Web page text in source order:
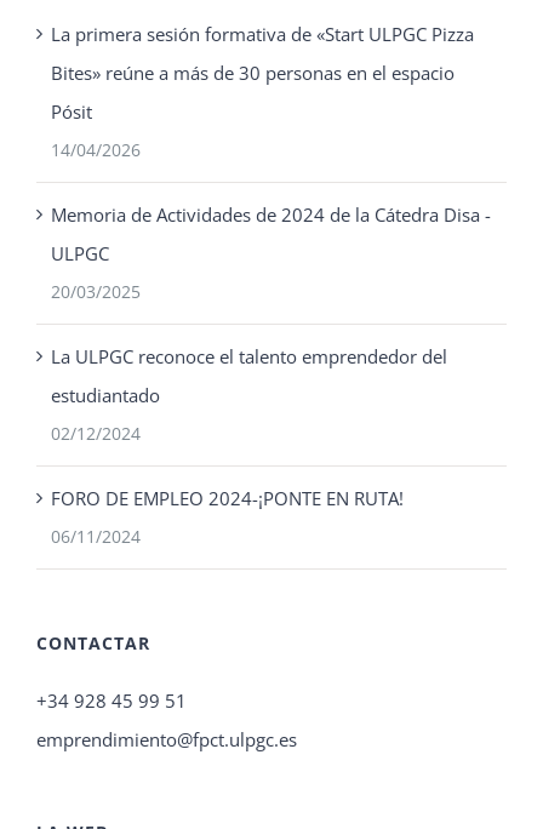
La primera sesión formativa de «Start ULPGC Pizza
Bites» reúne a más de 30 personas en el espacio
Pósit
14/04/2026
Memoria de Actividades de 2024 de la Cátedra Disa -
ULPGC
20/03/2025
La ULPGC reconoce el talento emprendedor del
estudiantado
02/12/2024
FORO DE EMPLEO 2024-¡PONTE EN RUTA!
06/11/2024
CONTACTAR
+34 928 45 99 51
emprendimiento@fpct.ulpgc.es